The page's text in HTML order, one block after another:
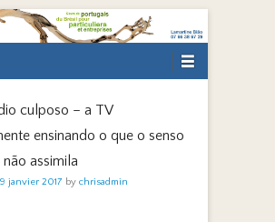
culposo – a TV
ensinando o que o senso
assimila
janvier 2017 by chrisadmin